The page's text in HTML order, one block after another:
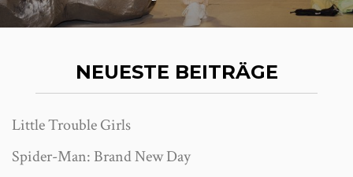
NEUESTE BEITRÄGE
Little Trouble Girls
Spider-Man: Brand New Day